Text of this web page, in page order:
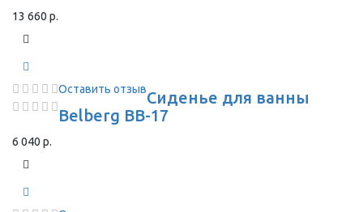
13 660 р.
Оставить отзывСиденье для ванны
Belberg BB-17
6 040 р.